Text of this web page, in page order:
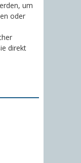
um
oder
direkt